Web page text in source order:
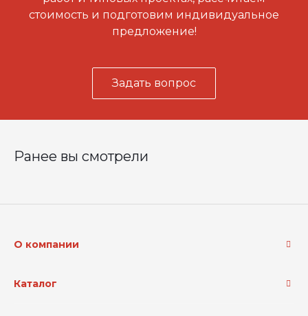
стоимость и подготовим индивидуальное
предложение!
Задать вопрос
Ранее вы смотрели
О компании
Каталог